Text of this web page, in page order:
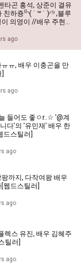
Finally Found
Day
x
널 • 733K views
타곤 홍석, 상준이 결유
하죵⁽⁽◝( ˙ ꒳ ˙ )◜⁾⁾ ,블루
의영이 //배우 주현을
]
ago
ㅠ, 배우 이충곤을 만
ago
들어도 좋ㅇr..☆ '@계
다'의 '유민재' 배우 한
드스틸러]
ago
까지, 다작여왕 배우
웹드스틸러]
ago
렉스 유진, 배우 김혜주
틸러]
ago